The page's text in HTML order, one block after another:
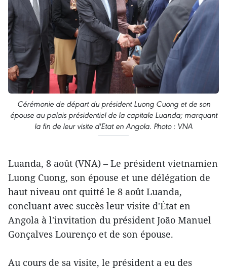
Cérémonie de départ du président Luong Cuong et de son
épouse au palais présidentiel de la capitale Luanda; marquant
la fin de leur visite d'Etat en Angola. Photo : VNA
Luanda, 8 août (VNA) – Le président vietnamien
Luong Cuong, son épouse et une délégation de
haut niveau ont quitté le 8 août Luanda,
concluant avec succès leur visite d'État en
Angola à l'invitation du président João Manuel
Gonçalves Lourenço et de son épouse.
Au cours de sa visite, le président a eu des